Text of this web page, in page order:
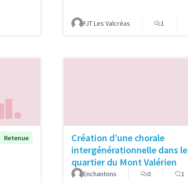
FJT Les Valcréas 1
Retenue
Création d’une chorale
intergénérationnelle dans le
quartier du Mont Valérien
Enchantons 0 1